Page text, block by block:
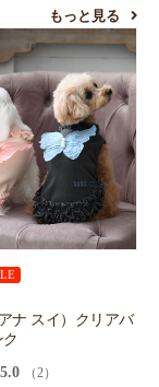
もっと見る
ナ スイ）クリアバ
5.0
（2）